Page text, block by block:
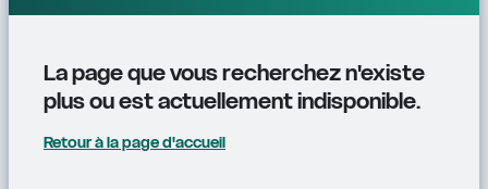
La page que vous recherchez n'existe
plus ou est actuellement indisponible.
Retour à la page d'accueil